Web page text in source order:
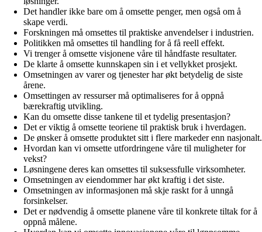
Det handler ikke bare om å omsette penger, men også om å
skape verdi.
Forskningen må omsettes til praktiske anvendelser i industrien.
Politikken må omsettes til handling for å få reell effekt.
Vi trenger å omsette visjonene våre til håndfaste resultater.
De klarte å omsette kunnskapen sin i et vellykket prosjekt.
Omsetningen av varer og tjenester har økt betydelig de siste
årene.
Omsettingen av ressurser må optimaliseres for å oppnå
bærekraftig utvikling.
Kan du omsette disse tankene til et tydelig presentasjon?
Det er viktig å omsette teoriene til praktisk bruk i hverdagen.
De ønsker å omsette produktet sitt i flere markeder enn nasjonalt.
Hvordan kan vi omsette utfordringene våre til muligheter for
vekst?
Løsningene deres kan omsettes til suksessfulle virksomheter.
Omsetningen av eiendommer har økt kraftig i det siste.
Omsetningen av informasjonen må skje raskt for å unngå
forsinkelser.
Det er nødvendig å omsette planene våre til konkrete tiltak for å
oppnå målene.